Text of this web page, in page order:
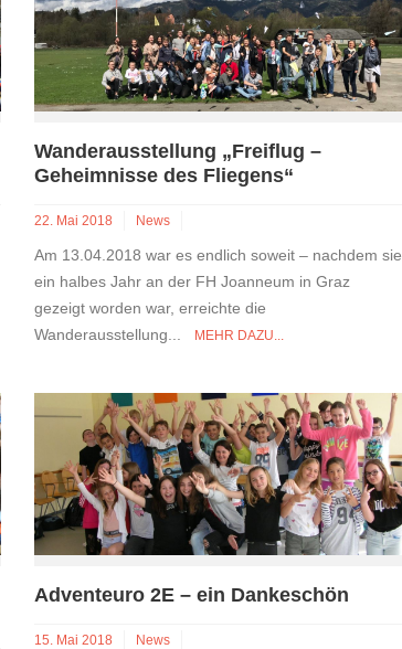
Wanderausstellung „Freiflug –
Geheimnisse des Fliegens“
22. Mai 2018 News
Am 13.04.2018 war es endlich soweit – nachdem sie
ein halbes Jahr an der FH Joanneum in Graz
gezeigt worden war, erreichte die
Wanderausstellung...
MEHR DAZU...
Adventeuro 2E – ein Dankeschön
15. Mai 2018 News